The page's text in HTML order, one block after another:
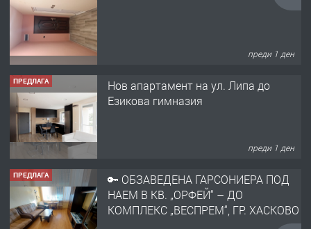
преди 1 ден
ПРЕДЛАГА
Нов апартамент на ул. Липа до
Езикова гимназия
преди 1 ден
ПРЕДЛАГА
🔑 ОБЗАВЕДЕНА ГАРСОНИЕРА ПОД
НАЕМ В КВ. „ОРФЕЙ“ – ДО
КОМПЛЕКС „ВЕСПРЕМ“, ГР. ХАСКОВО